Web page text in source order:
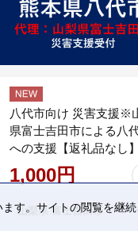
八代市向け 災害支援※
県富士吉田市による八
への支援【返礼品なし】
1,000円
山梨県 富士吉田市
す。サイトの閲覧を継